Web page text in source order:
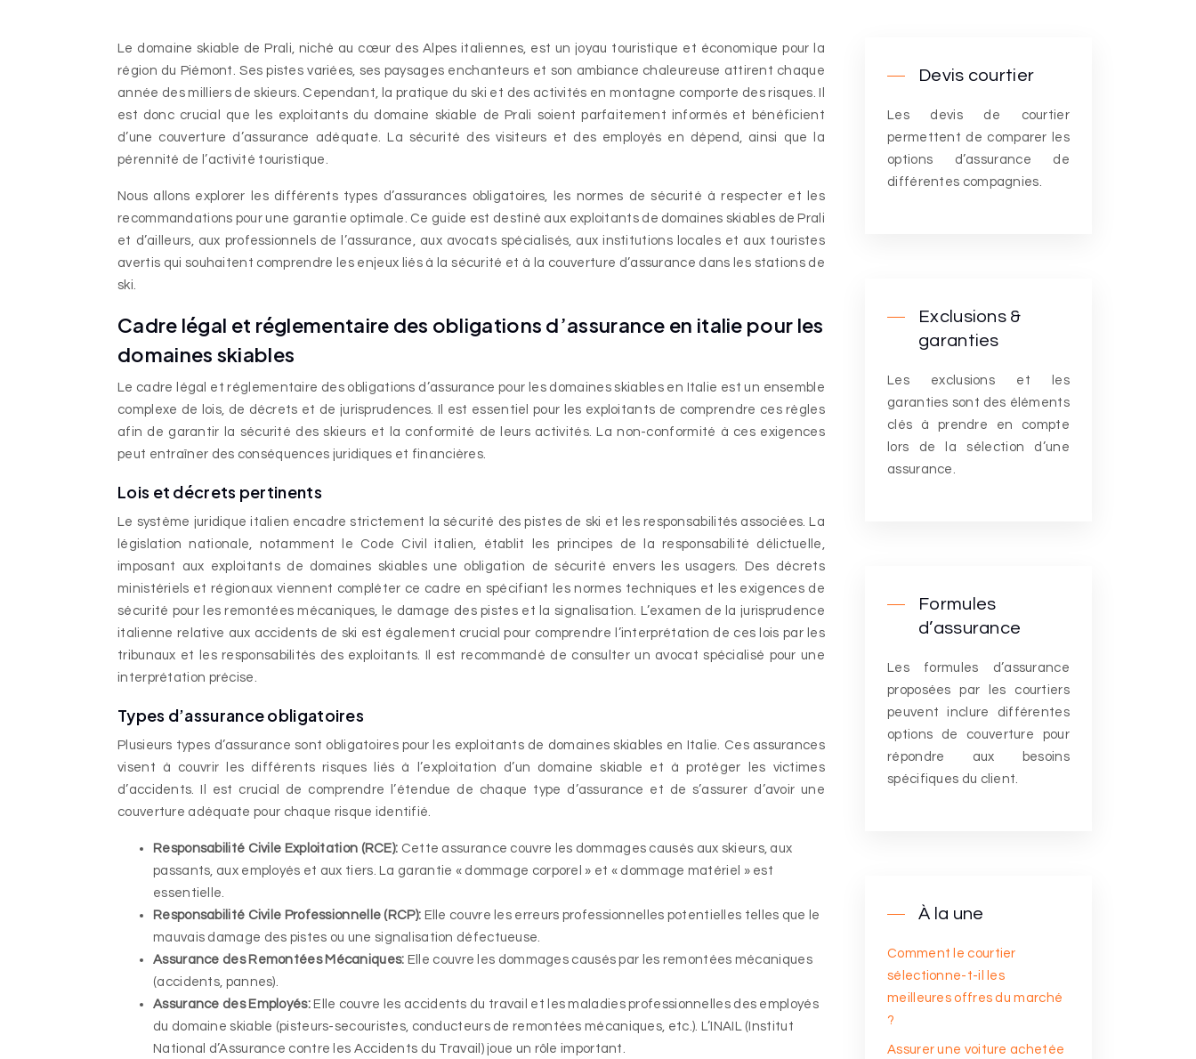
Le domaine skiable de Prali, niché au cœur des Alpes italiennes, est un joyau touristique et économique pour la
région du Piémont. Ses pistes variées, ses paysages enchanteurs et son ambiance chaleureuse attirent chaque
année des milliers de skieurs. Cependant, la pratique du ski et des activités en montagne comporte des risques. Il
est donc crucial que les exploitants du domaine skiable de Prali soient parfaitement informés et bénéficient
d’une couverture d’assurance adéquate. La sécurité des visiteurs et des employés en dépend, ainsi que la
pérennité de l’activité touristique.
Nous allons explorer les différents types d’assurances obligatoires, les normes de sécurité à respecter et les
recommandations pour une garantie optimale. Ce guide est destiné aux exploitants de domaines skiables de Prali
et d’ailleurs, aux professionnels de l’assurance, aux avocats spécialisés, aux institutions locales et aux touristes
avertis qui souhaitent comprendre les enjeux liés à la sécurité et à la couverture d’assurance dans les stations de
ski.
Cadre légal et réglementaire des obligations d’assurance en italie pour les
domaines skiables
Le cadre légal et réglementaire des obligations d’assurance pour les domaines skiables en Italie est un ensemble
complexe de lois, de décrets et de jurisprudences. Il est essentiel pour les exploitants de comprendre ces règles
afin de garantir la sécurité des skieurs et la conformité de leurs activités. La non-conformité à ces exigences
peut entraîner des conséquences juridiques et financières.
Lois et décrets pertinents
Le système juridique italien encadre strictement la sécurité des pistes de ski et les responsabilités associées. La
législation nationale, notamment le Code Civil italien, établit les principes de la responsabilité délictuelle,
imposant aux exploitants de domaines skiables une obligation de sécurité envers les usagers. Des décrets
ministériels et régionaux viennent compléter ce cadre en spécifiant les normes techniques et les exigences de
sécurité pour les remontées mécaniques, le damage des pistes et la signalisation. L’examen de la jurisprudence
italienne relative aux accidents de ski est également crucial pour comprendre l’interprétation de ces lois par les
tribunaux et les responsabilités des exploitants. Il est recommandé de consulter un avocat spécialisé pour une
interprétation précise.
Types d’assurance obligatoires
Plusieurs types d’assurance sont obligatoires pour les exploitants de domaines skiables en Italie. Ces assurances
visent à couvrir les différents risques liés à l’exploitation d’un domaine skiable et à protéger les victimes
d’accidents. Il est crucial de comprendre l’étendue de chaque type d’assurance et de s’assurer d’avoir une
couverture adéquate pour chaque risque identifié.
Responsabilité Civile Exploitation (RCE): Cette assurance couvre les dommages causés aux skieurs, aux
passants, aux employés et aux tiers. La garantie « dommage corporel » et « dommage matériel » est
essentielle.
Responsabilité Civile Professionnelle (RCP): Elle couvre les erreurs professionnelles potentielles telles que le
mauvais damage des pistes ou une signalisation défectueuse.
Assurance des Remontées Mécaniques: Elle couvre les dommages causés par les remontées mécaniques
(accidents, pannes).
Assurance des Employés: Elle couvre les accidents du travail et les maladies professionnelles des employés
du domaine skiable (pisteurs-secouristes, conducteurs de remontées mécaniques, etc.). L’INAIL (Institut
National d’Assurance contre les Accidents du Travail) joue un rôle important.
Devis courtier
Les devis de courtier
permettent de comparer les
options d’assurance de
différentes compagnies.
Exclusions &
garanties
Les exclusions et les
garanties sont des éléments
clés à prendre en compte
lors de la sélection d’une
assurance.
Formules
d’assurance
Les formules d’assurance
proposées par les courtiers
peuvent inclure différentes
options de couverture pour
répondre aux besoins
spécifiques du client.
À la une
Comment le courtier
sélectionne-t-il les
meilleures offres du marché
?
Assurer une voiture achetée